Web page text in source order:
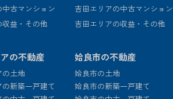
古マンション
益・その他
吉田エリアの中古マンション
吉田エリアの収益・その他
の不動産
の土地
新築一戸建て
姶良市の不動産
姶良市の土地
姶良市の新築一戸建て